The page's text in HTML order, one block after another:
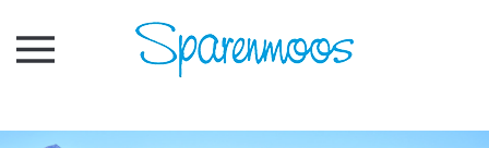
Zum Hauptinhalt springen